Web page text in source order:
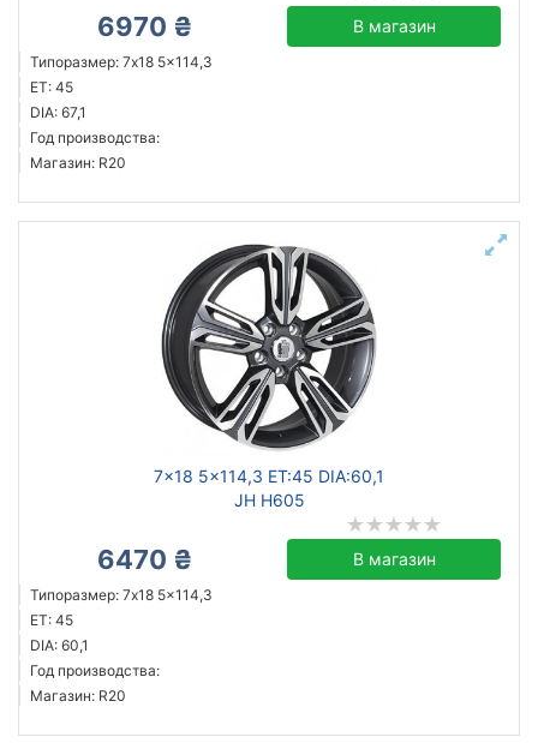
6970 ₴ В магазин
Типоразмер: 7x18 5x114,3
ET: 45
DIA: 67,1
Год производства:
Магазин: R20
7x18 5x114,3 ET:45 DIA:60,1
JH H605
6470 ₴ В магазин
Типоразмер: 7x18 5x114,3
ET: 45
DIA: 60,1
Год производства:
Магазин: R20